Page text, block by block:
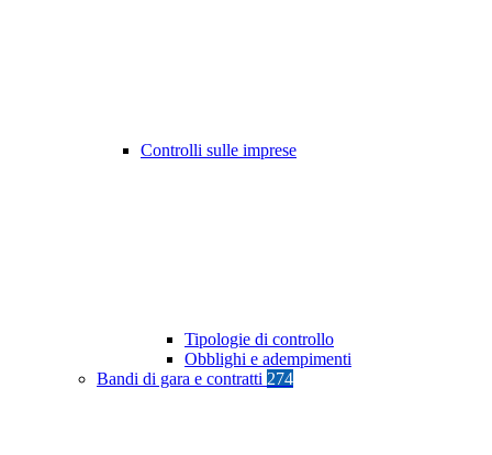
Controlli sulle imprese
Tipologie di controllo
Obblighi e adempimenti
Bandi di gara e contratti 274